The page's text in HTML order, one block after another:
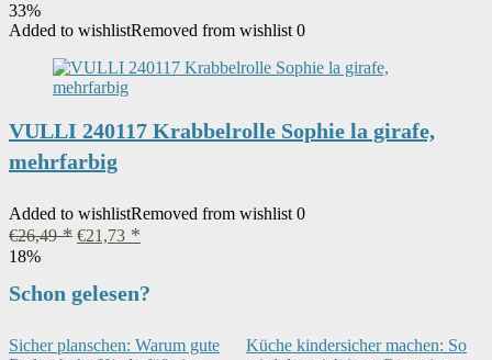
war:
ist:
33%
Added to wishlistRemoved from wishlist 0
VULLI 240117 Krabbelrolle Sophie la girafe,
mehrfarbig
Added to wishlistRemoved from wishlist 0
€26,49
Ursprünglicher
€26,49
€21,73
€21,73.
18%
Schon gelesen?
Sicher planschen: Warum gute
Küche kindersicher machen: So